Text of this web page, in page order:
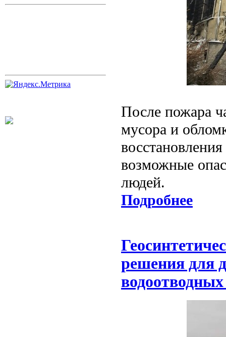
После пожара
мусора и
возможные
людей.
Подробнее
решения для